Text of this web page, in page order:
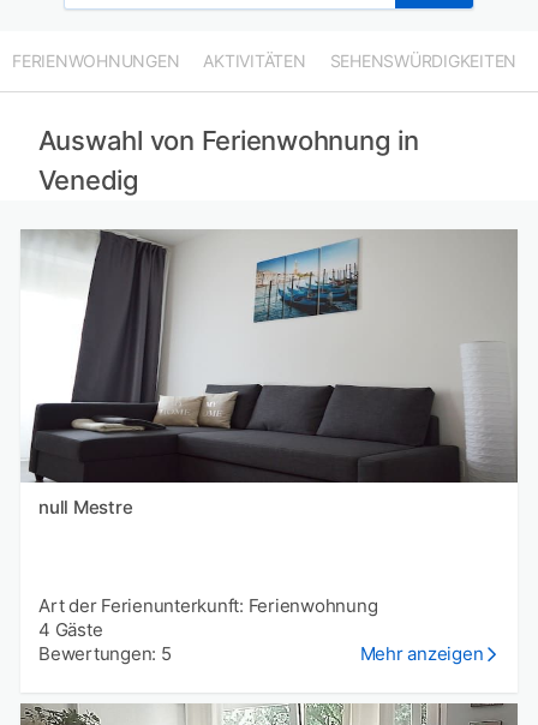
FERIENWOHNUNGEN AKTIVITÄTEN SEHENSWÜRDIGKEITEN
Auswahl von Ferienwohnung in
Venedig
null Mestre
Art der Ferienunterkunft: Ferienwohnung
4 Gäste
Bewertungen: 5
Mehr anzeigen